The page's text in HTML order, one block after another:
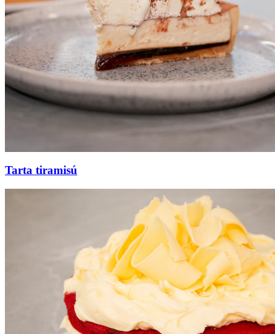
Tarta tiramisú